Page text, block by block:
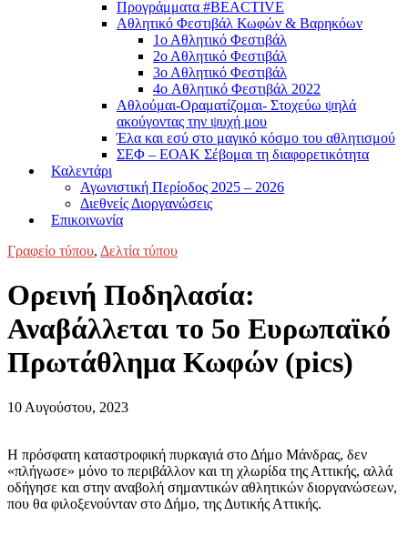
Προγράμματα #BEACTIVE
Αθλητικό Φεστιβάλ Κωφών & Βαρηκόων
1ο Αθλητικό Φεστιβάλ
2ο Αθλητικό Φεστιβάλ
3ο Αθλητικό Φεστιβάλ
4o Αθλητικό Φεστιβάλ 2022
Αθλούμαι-Οραματίζομαι- Στοχεύω ψηλά
ακούγοντας την ψυχή μου
Έλα και εσύ στο μαγικό κόσμο του αθλητισμού
ΣΕΦ – ΕΟΑΚ Σέβομαι τη διαφορετικότητα
Καλεντάρι
Αγωνιστική Περίοδος 2025 – 2026
Διεθνείς Διοργανώσεις
Επικοινωνία
Γραφείο τύπου, Δελτία τύπου
Ορεινή Ποδηλασία:
Αναβάλλεται το 5ο Ευρωπαϊκό
Πρωτάθλημα Κωφών (pics)
10 Αυγούστου, 2023
Η πρόσφατη καταστροφική πυρκαγιά στο Δήμο Μάνδρας, δεν
«πλήγωσε» μόνο το περιβάλλον και τη χλωρίδα της Αττικής, αλλά
οδήγησε και στην αναβολή σημαντικών αθλητικών διοργανώσεων,
που θα φιλοξενούνταν στο Δήμο, της Δυτικής Αττικής.